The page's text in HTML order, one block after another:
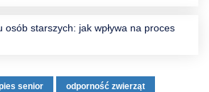
osób starszych: jak wpływa na proces
senior odporność zwierząt